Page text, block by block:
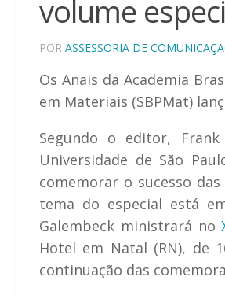
volume
POR ASSESSORIA DE
Os Anais da Academia
em Materiais (SBPMat)
Segundo o editor,
Universidade de São
comemorar o sucesso
tema do especial está
Galembeck ministrará no
Hotel em Natal (RN), de
continuação das